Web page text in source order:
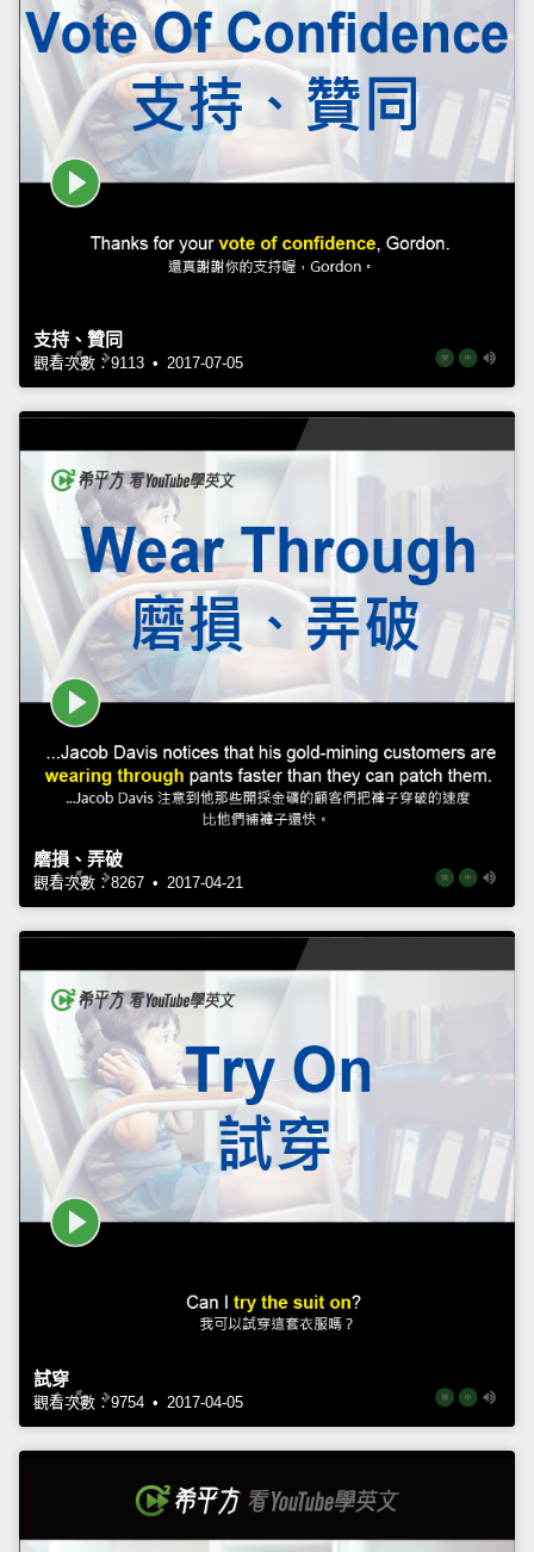
支持、贊同
觀看次數：9113 • 2017-07-05
磨損、弄破
觀看次數：8267 • 2017-04-21
試穿
觀看次數：9754 • 2017-04-05